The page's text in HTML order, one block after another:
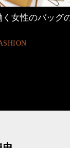
代の小顔メイク